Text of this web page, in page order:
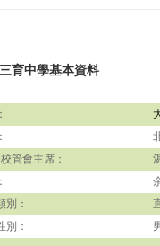
育中學基本資料
管會主席：
別：
別：